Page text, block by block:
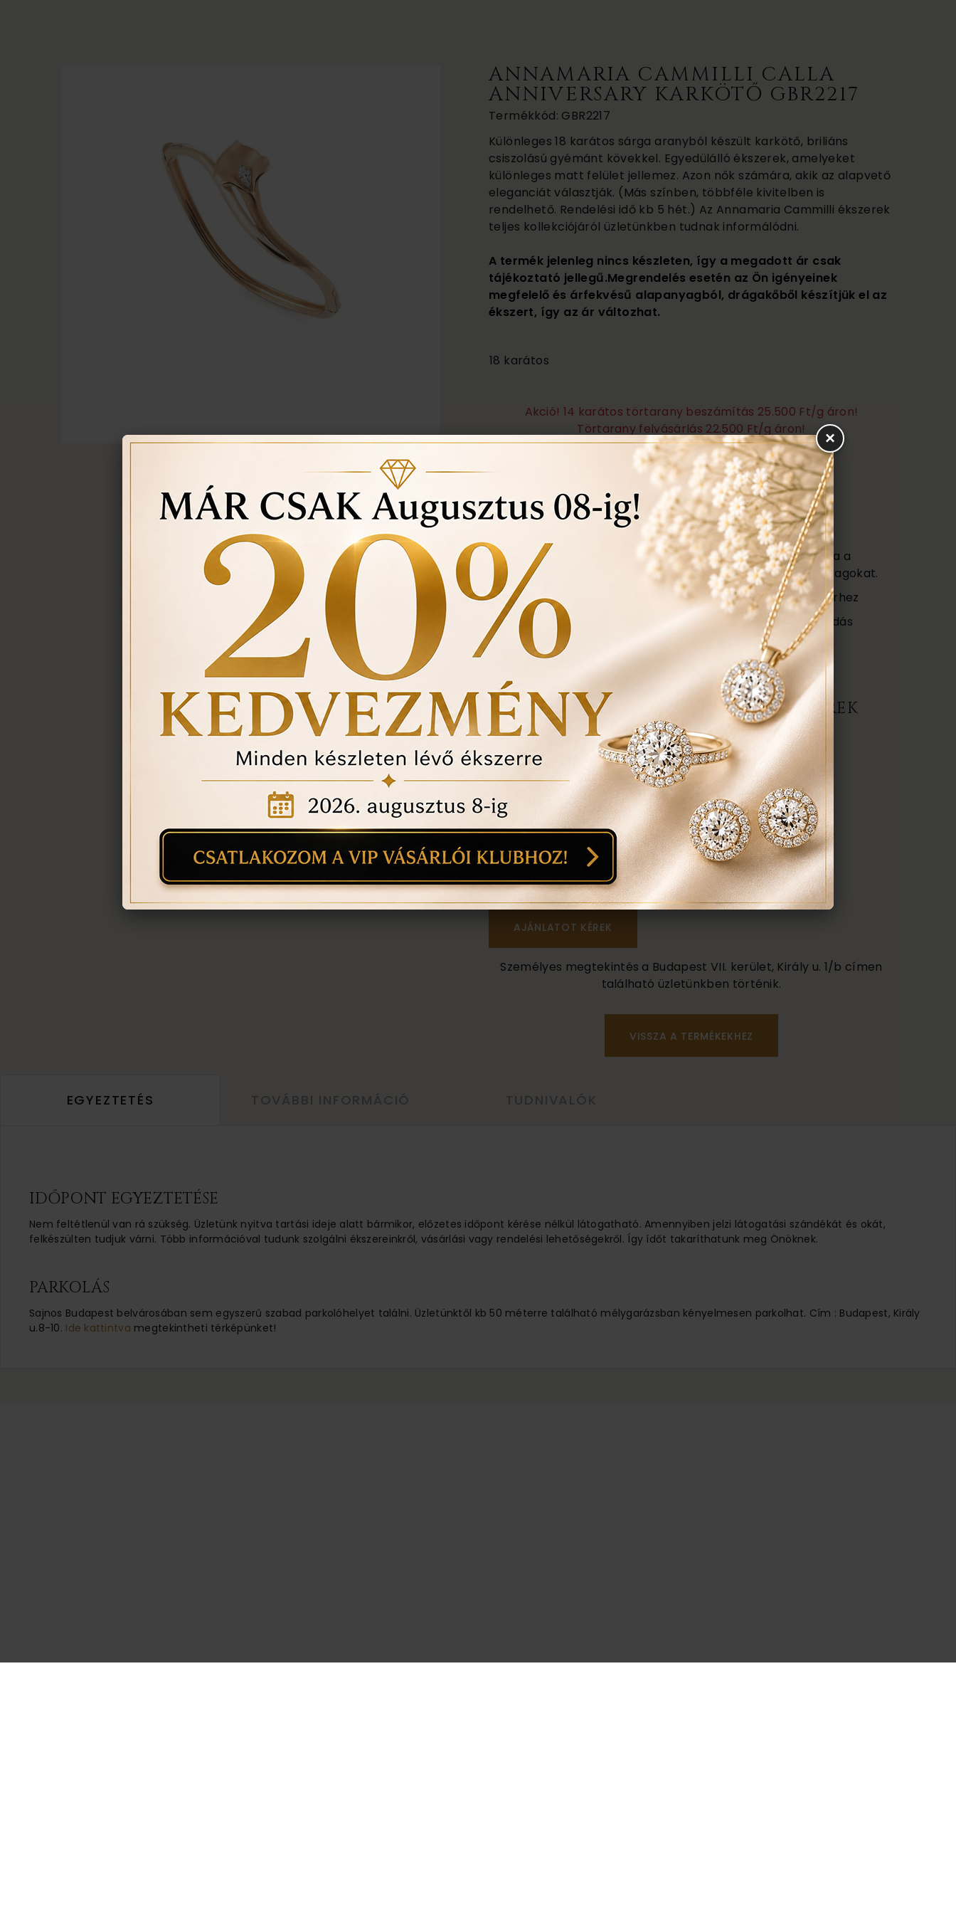
ANNAMARIA CAMMILLI CALLA
ANNIVERSARY KARKÖTŐ GBR2217
Termékkód: GBR2217
Különleges 18 karátos sárga aranyból készült karkötő, briliáns
csiszolású gyémánt kövekkel. Egyedülálló ékszerek, amelyeket
különleges matt felület jellemez. Azon nők számára, akik az alapvető
eleganciát választják. (Más színben, többféle kivitelben is
rendelhető. Rendelési idő kb 5 hét.) Az Annamaria Cammilli ékszerek
teljes kollekciójáról üzletünkben tudnak informálódni.
A termék jelenleg nincs készleten, így a megadott ár csak
tájékoztató jellegű.Megrendelés esetén az Ön igényeinek
megfelelő és árfekvésű alapanyagból, drágakőből készítjük el az
ékszert, így az ár változhat.
18 karátos
Akció! 14 karátos törtarany beszámítás 25.500 Ft/g áron!
Törtarany felvásárlás 22.500 Ft/g áron!
Ezen felül még:
Örökös garanciális tisztítás, polírozás
Ingyenes méret állítás
Vásárlási bizonylat avagy (Certificate) mely tartalmazza a
felhasznált kövek minőségét az ékszerben található anyagokat.
Ékszertartó doboz és ajándék tartó táska minden ékszerhez
Évente 1 alkalommal ingyenes ellenőrzés, rejtett károsodás
történt-e , mozgó kő, repedés a gyűrűn stb. Az általunk
felfedezett hibákat ingyenesen javítjuk.
ÉRDEKEL A TERMÉK, AJÁNLATOT KÉREK
darab
1
anyaga:
18 karátos
színe:
mint a képen
Személyes megtekintés a Budapest VII. kerület, Király u. 1/b címen
található üzletünkben történik.
VISSZA A TERMÉKEKHEZ
EGYEZTETÉS
IDŐPONT EGYEZTETÉSE
Nem feltétlenül van rá szükség. Üzletünk nyitva tartási ideje alatt bármikor, előzetes időpont kérése nélkül látogatható. Amennyiben jelzi látogatási szándékát és okát,
felkészülten tudjuk várni. Több információval tudunk szolgálni ékszereinkről, vásárlási vagy rendelési lehetőségekről. Így ídőt takaríthatunk meg Önöknek.
PARKOLÁS
Sajnos Budapest belvárosában sem egyszerű szabad parkolóhelyet találni. Üzletünktől kb 50 méterre található mélygarázsban kényelmesen parkolhat. Cím : Budapest, Király
u.8-10. Ide kattintva megtekintheti térképünket!
×